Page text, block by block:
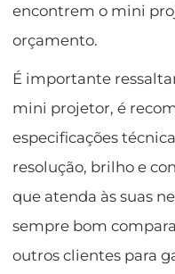
encontrem o mini
orçamento.
É importante
mini projetor, é
especificações
resolução, brilho e
que atenda às suas
sempre bom
outros clientes para